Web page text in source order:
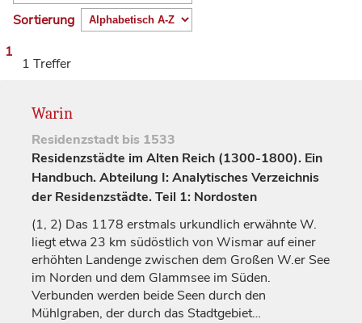
Sortierung
1
1 Treffer
Warin
Residenzstadt bis 1533
Residenzstädte im Alten Reich (1300-1800). Ein
Handbuch. Abteilung I: Analytisches Verzeichnis
der Residenzstädte. Teil 1: Nordosten
(1, 2) Das 1178 erstmals urkundlich erwähnte W.
liegt etwa 23 km südöstlich von Wismar auf einer
erhöhten Landenge zwischen dem Großen W.er See
im Norden und dem Glammsee im Süden.
Verbunden werden beide Seen durch den
Mühlgraben, der durch das Stadtgebiet…